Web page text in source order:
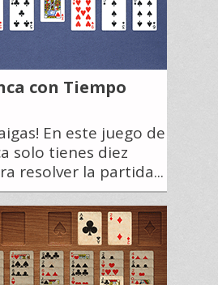
con Tiempo
En este juego de
solo tienes diez
resolver la partida...